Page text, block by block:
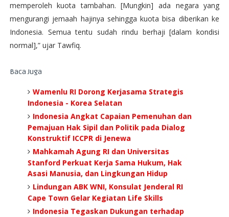
memperoleh kuota tambahan. [Mungkin] ada negara yang
mengurangi jemaah hajinya sehingga kuota bisa diberikan ke
Indonesia. Semua tentu sudah rindu berhaji [dalam kondisi
normal],” ujar Tawfiq.
Baca Juga
Wamenlu RI Dorong Kerjasama Strategis
Indonesia - Korea Selatan
Indonesia Angkat Capaian Pemenuhan dan
Pemajuan Hak Sipil dan Politik pada Dialog
Konstruktif ICCPR di Jenewa
Mahkamah Agung RI dan Universitas
Stanford Perkuat Kerja Sama Hukum, Hak
Asasi Manusia, dan Lingkungan Hidup
Lindungan ABK WNI, Konsulat Jenderal RI
Cape Town Gelar Kegiatan Life Skills
Indonesia Tegaskan Dukungan terhadap